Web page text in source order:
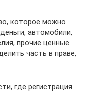
которое можно
автомобили,
прочие ценные
часть в праве,
где регистрация